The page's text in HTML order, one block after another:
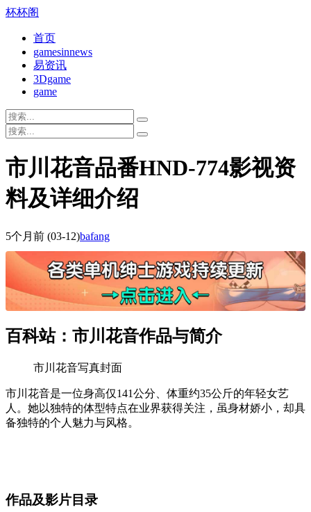
杯杯阁
首页
gamesinnews
易资讯
3Dgame
game
市川花音品番HND-774影视资
料及详细介绍
5个月前 (03-12)bafang
百科站：市川花音作品与简介
市川花音写真封面
市川花音是一位身高仅141公分、体重约35公斤的年轻女艺
人。她以独特的体型特点在业界获得关注，虽身材娇小，却具
备独特的个人魅力与风格。
作品及影片目录